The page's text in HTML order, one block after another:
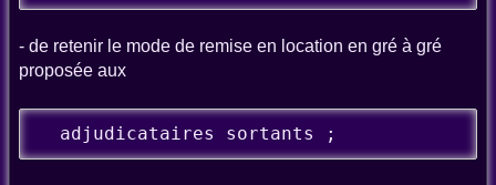
- de retenir le mode de remise en location en gré à gré
proposée aux
  adjudicataires sortants ;